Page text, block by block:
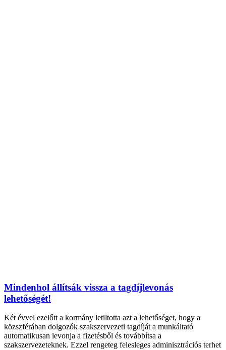
Mindenhol állítsák vissza a tagdíjlevonás
lehetőségét!
Két évvel ezelőtt a kormány letiltotta azt a lehetőséget, hogy a
közszférában dolgozók szakszervezeti tagdíját a munkáltató
automatikusan levonja a fizetésből és továbbítsa a
szakszervezeteknek. Ezzel rengeteg felesleges adminisztrációs terhet